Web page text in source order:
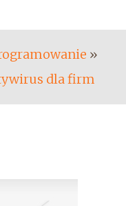
»
dla firm